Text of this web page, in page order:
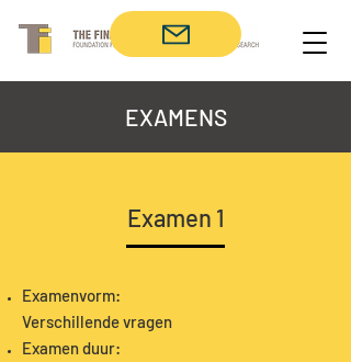
EXAMENS
Examen 1
Examenvorm:
Verschillende vragen
Examen duur: